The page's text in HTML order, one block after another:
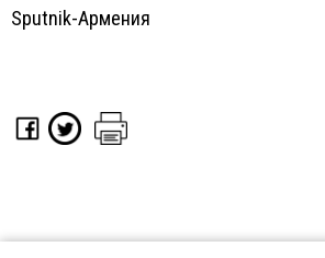
Sputnik-Армения